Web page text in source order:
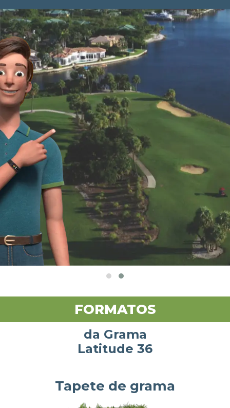
FORMATOS
da Grama
Latitude 36
Tapete de grama